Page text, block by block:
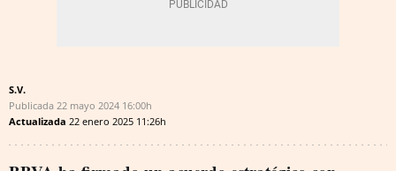
S.V.
Publicada 22 mayo 2024 16:00h
Actualizada 22 enero 2025 11:26h